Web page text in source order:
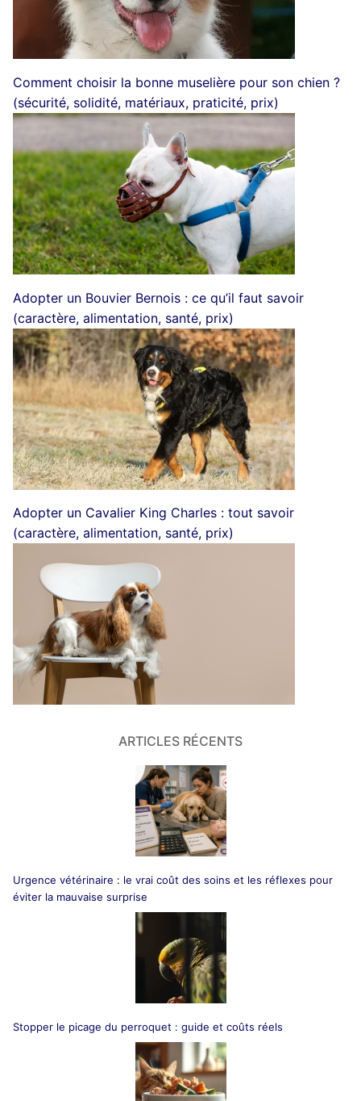
Comment choisir la bonne muselière pour son chien ?
(sécurité, solidité, matériaux, praticité, prix)
Adopter un Bouvier Bernois : ce qu’il faut savoir
(caractère, alimentation, santé, prix)
Adopter un Cavalier King Charles : tout savoir
(caractère, alimentation, santé, prix)
ARTICLES RÉCENTS
Urgence vétérinaire : le vrai coût des soins et les réflexes pour
éviter la mauvaise surprise
Stopper le picage du perroquet : guide et coûts réels